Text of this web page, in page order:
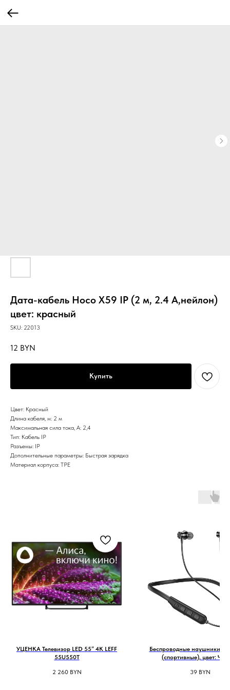
Дата-кабель Hoco X59 IP (2 м, 2.4 A,нейлон)
цвет: красный
SKU: 22013
12 BYN
Купить
Цвет: Красный
Длина кабеля, м: 2 м
Максимальная сила тока, А: 2,4
Тип: Кабель IP
Разъемы: IP
Дополнительные параметры: Быстрая зарядка
Материал корпуса: TPE
УЦЕНКА Телевизор LED 55” 4K LEFF
55U550T
2 260 BYN
Беспроводные наушники
(спортивные), цвет:
39 BYN